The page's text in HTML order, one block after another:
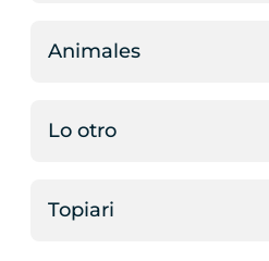
Animales
Lo otro
Topiari